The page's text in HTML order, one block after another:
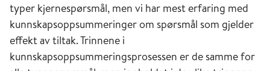
typer kjernespørsmål, men vi har mest erfaring med
kunnskapsoppsummeringer om spørsmål som gjelder
effekt av tiltak. Trinnene i
kunnskapsoppsummeringsprosessen er de samme for